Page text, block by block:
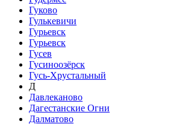
Гуково
Гулькевичи
Гурьевск
Гурьевск
Гусев
Гусиноозёрск
Гусь-Хрустальный
Д
Давлеканово
Дагестанские Огни
Далматово